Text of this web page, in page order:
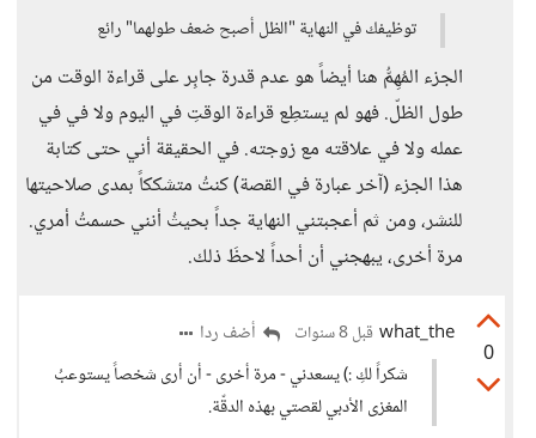
توظيفك في النهاية "الظل أصبح ضعف طولهما" رائع
الجزء المُهِمُّ هنا أيضاً هو عدم قدرة جابِر على قراءة الوقت من
طول الظلّ. فهو لم يستطِع قراءة الوقتِ في اليوم ولا في في
عمله ولا في علاقته مع زوجته. في الحقيقة أني حتى كتابة
هذا الجزء (آخر عبارة في القصة) كنتُ متشككاً بمدى صلاحيتها
للنشر، ومن ثم أعجبتني النهاية جداً بحيثُ أنني حسمتُ أمري.
مرة أخرى، يبهجني أن أحداً لاحظَ ذلك.
0
what_the قبل 8 سنوات
أضف ردا
شكراً لكِ :) يسعدني - مرة أخرى - أن أرى شخصاً يستوعبُ
المغزى الأدبي لقصتي بهذه الدقّة.